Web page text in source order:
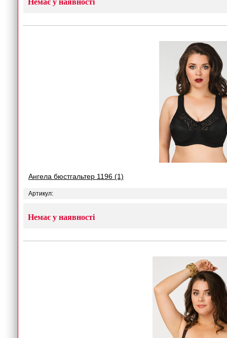
Немає у наявності
Ангела бюстгальтер 1196 (1)
Артикул:
Немає у наявності